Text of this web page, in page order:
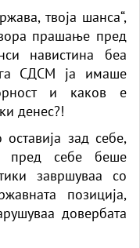
твоја шанса“,
прашање пред
навистина беа
СДСМ ја имаше
и каков е
денес?!
зад себе,
пред себе беше
завршуваа со
позиција,
довербата